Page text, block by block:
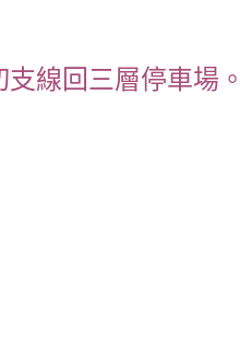
線回三層停車場